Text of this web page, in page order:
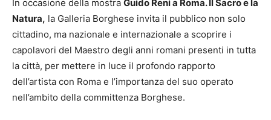
In occasione della mostra Guido Reni a Roma. Il Sacro e la
Natura, la Galleria Borghese invita il pubblico non solo
cittadino, ma nazionale e internazionale a scoprire i
capolavori del Maestro degli anni romani presenti in tutta
la città, per mettere in luce il profondo rapporto
dell’artista con Roma e l’importanza del suo operato
nell’ambito della committenza Borghese.